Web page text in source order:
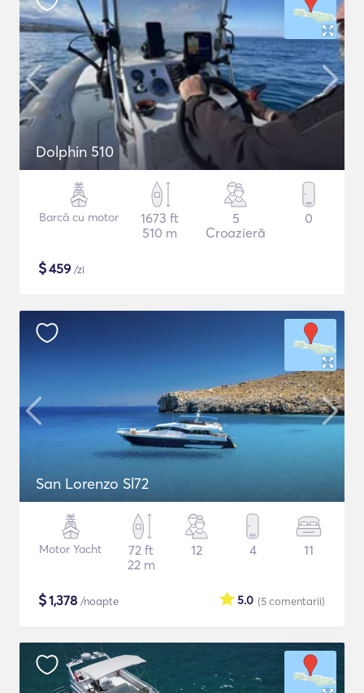
Dolphin 510
Barcă cu motor
1673 ft
510 m
5
Croazieră
0
$459 /zi
San Lorenzo Sl72
Motor Yacht
72 ft
22 m
12 4 11
$1,378 /noapte (5comentarii)
5.0